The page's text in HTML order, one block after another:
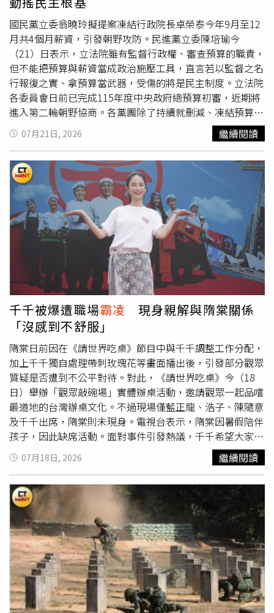
員真的適任嗎」等等。對此簡舒培並未做回應，但在21日將
近深夜0點時將臉書與Threads留言權限上鎖，只有追蹤超
過24小時的粉絲可以留言。
國民黨立委翁曉玲擬提案凍結行政院長卓榮泰今年9月至12
月共4個月薪資，引發朝野攻防。民進黨立委陳培瑜今
（21）日表示，立法院雖有監督行政權、審查預算的職責，
但不能把預算與薪資當成政治施壓工具，直言若以監督之名
行報復之實、拿預算當武器，受傷的將是民主制度。立法院
各委員會日前已完成115年度中央政府總預算初審，近期將
進入第二輪朝野協商。各黨團除了持續就刪減、凍結預算內
容攻防外，近期因中聯油脂毒油事件持續延燒，也讓總預算
攻防再添火藥味。據立法院人士透露，藍白陣營有意將矛頭
指向行政部門部分預算，包括媒體政策及業務宣導費等項目
都可能成為協商焦點；翁曉玲則擬提案凍結卓榮泰4個月薪
資，表達對行政院施政表現的不滿。陳培瑜舉例，若某公司
董事會因為不喜歡總經理的決定，就擅自宣布凍結總經理薪
水，除非按照董事會意思形式，「你會覺得這是一間治理良
好的公司嗎？」她批評，凍結行政院長薪水是政治
，也
是民主危險的開端。她表示，立法院當然有監督行政權的責
任，也有審查預算的權力，但監督並不是把預算和薪水當成
施壓工具，「更不是要求行政權必須按照立法院的政治意志
行事。」陳培瑜質問，接下是否要凍結部長和政務官的薪
水？是否只要立法院不高興，就可以直接扣薪、羞辱政黨委
員？甚至可以用這這種方式對待所有不喜歡的人，「明天同
樣的手段，也可能用在任何人身上。」陳培瑜強調，成熟的
民主，是每個憲政機關都在職權範圍內，依法行使權利，彼
此制衡，若以監督之名行報復之實、拿預算當武器，受傷的
是民主制度。
07月21日, 2026 繼續閱讀
千千被爆遭職場霸凌 現身親解與隋棠關係
「沒感到不舒服」
隋棠日前因在《請世界吃桌》節目中與千千調整工作分配，
加上千千獨自處理帶刺玫瑰花等畫面播出後，引發部分觀眾
質疑是否遭到不公平對待。對此，《請世界吃桌》今（18
日）舉辦「觀眾敲碗場」實體辦桌活動，邀請觀眾一起品嚐
最道地的台灣辦桌文化。不過現場僅藍正龍、浩子、陳隨意
及千千出席，隋棠則未現身。電視台表示，隋棠因暑假陪伴
孩子，因此缺席活動。面對事件引發熱議，千千希望大家能
理性看待節目內容。她表示，每位觀眾觀看節目的角度不
同，也會有不同討論，「但還是希望大家可以理性討論」。
她也透露，在節目中最大的收穫之一，就是有機會到前場展
現日文能力，「製作組有問我要不要去上課，免費課上得滿
好的，算是學以致用」。千千也分享，參與《請世界吃桌》
讓自己學到許多新事物，「人生第一次寫手卡也是在這裡
面」。先前她也強調，自己在錄製期間完全沒有感到不舒
服，反而收穫滿滿，也希望外界不要過度解讀。隋棠未現身
「觀眾敲碗場」實體辦桌活動。（圖／蘇聖倫攝）藍正龍則
力挺所有參與人員，坦言最心疼的是幕後工作團隊，「像導
演那些幕後工作人員，沒天沒夜地操，好不容易完成成品給
07月18日, 2026 繼續閱讀